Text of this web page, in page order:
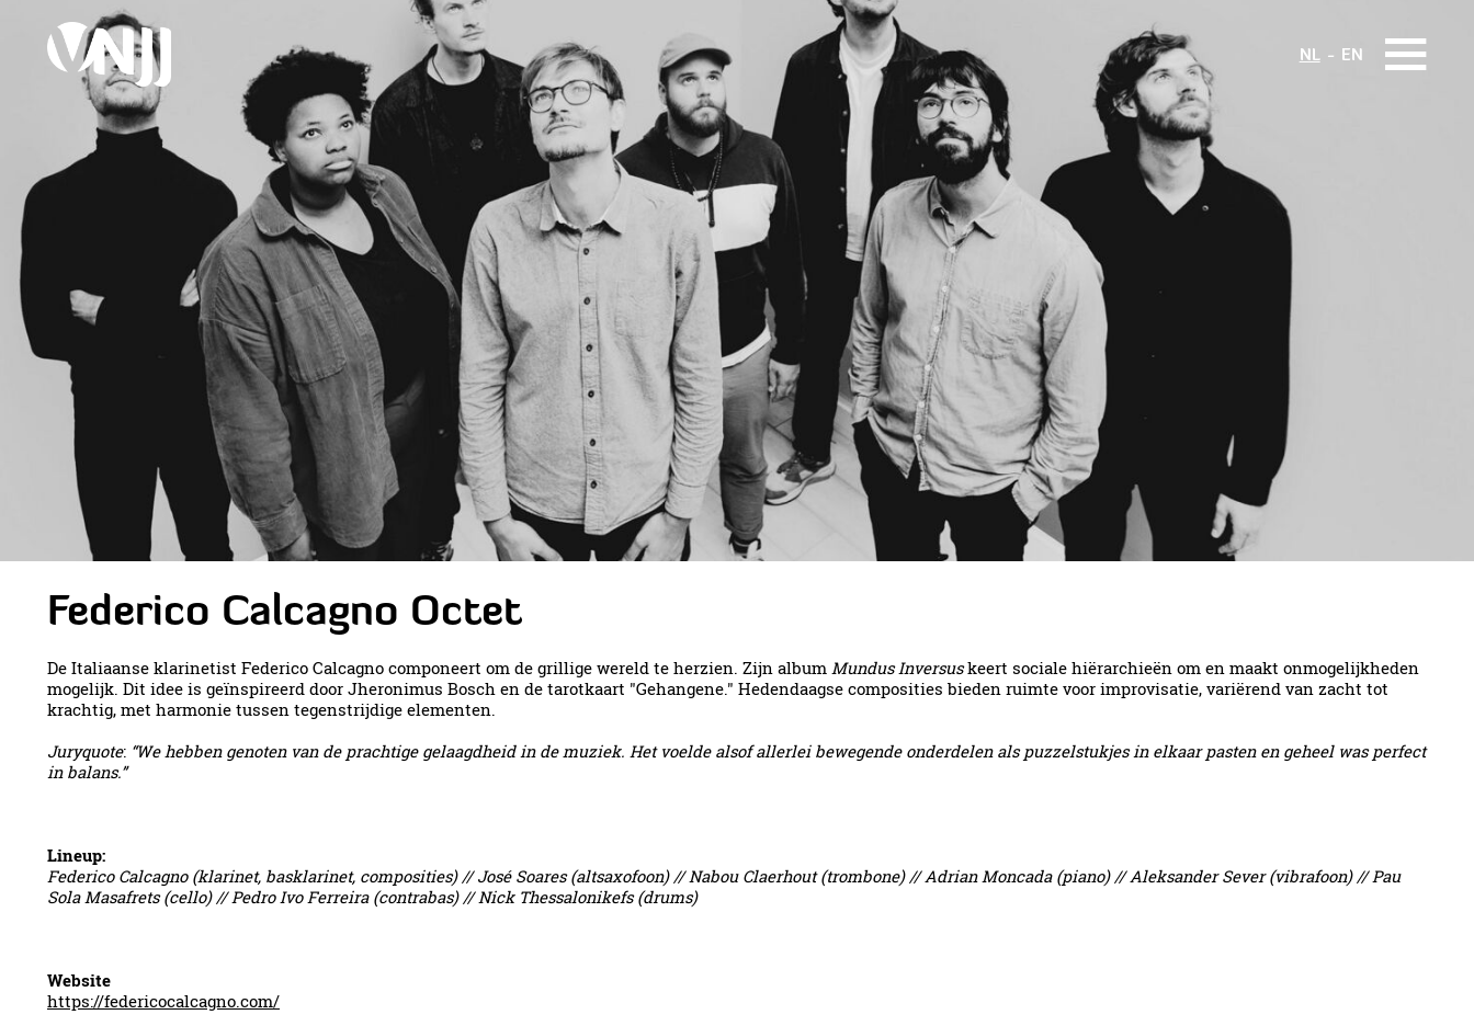
NL EN
Federico Calcagno Octet
De Italiaanse klarinetist Federico Calcagno componeert om de grillige wereld te herzien. Zijn album Mundus Inversuskeert sociale hiërarchieën om en maakt onmogelijkheden
mogelijk. Dit idee is geïnspireerd door Jheronimus Bosch en de tarotkaart "Gehangene." Hedendaagse composities bieden ruimte voor improvisatie, variërend van zacht tot
krachtig, met harmonie tussen tegenstrijdige elementen.
Juryquote: “We hebben genoten van de prachtige gelaagdheid in de muziek. Het voelde alsof allerlei bewegende onderdelen als puzzelstukjes in elkaar pasten en geheel was perfect
in balans.”
Lineup:
Federico Calcagno (klarinet, basklarinet, composities) // José Soares (altsaxofoon) // Nabou Claerhout (trombone) // Adrian Moncada (piano) // Aleksander Sever (vibrafoon) // Pau
Sola Masafrets (cello) // Pedro Ivo Ferreira (contrabas) // Nick Thessalonikefs (drums)
Website
https://federicocalcagno.com/